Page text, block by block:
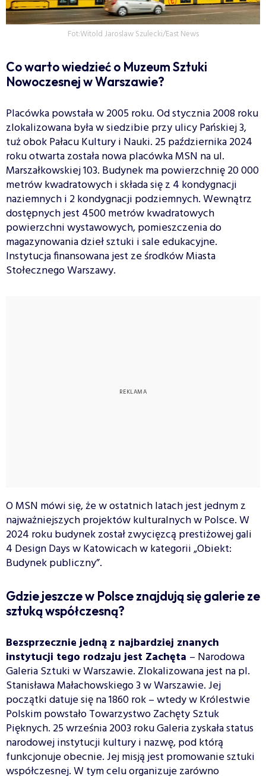
Fot:Witold Jaroslaw Szulecki/East News
Co warto wiedzieć o Muzeum Sztuki
Nowoczesnej w Warszawie?
Placówka powstała w 2005 roku. Od stycznia 2008 roku
zlokalizowana była w siedzibie przy ulicy Pańskiej 3,
tuż obok Pałacu Kultury i Nauki. 25 października 2024
roku otwarta została nowa placówka MSN na ul.
Marszałkowskiej 103. Budynek ma powierzchnię 20 000
metrów kwadratowych i składa się z 4 kondygnacji
naziemnych i 2 kondygnacji podziemnych. Wewnątrz
dostępnych jest 4500 metrów kwadratowych
powierzchni wystawowych, pomieszczenia do
magazynowania dzieł sztuki i sale edukacyjne.
Instytucja finansowana jest ze środków Miasta
Stołecznego Warszawy.
O MSN mówi się, że w ostatnich latach jest jednym z
najważniejszych projektów kulturalnych w Polsce. W
2024 roku budynek został zwycięzcą prestiżowej gali
4 Design Days w Katowicach w kategorii „Obiekt:
Budynek publiczny”.
Gdzie jeszcze w Polsce znajdują się galerie ze
sztuką współczesną?
Bezsprzecznie jedną z najbardziej znanych
instytucji tego rodzaju jest Zachęta – Narodowa
Galeria Sztuki w Warszawie. Zlokalizowana jest na pl.
Stanisława Małachowskiego 3 w Warszawie. Jej
początki datuje się na 1860 rok – wtedy w Królestwie
Polskim powstało Towarzystwo Zachęty Sztuk
Pięknych. 25 września 2003 roku Galeria zyskała status
narodowej instytucji kultury i nazwę, pod którą
funkcjonuje obecnie. Jej misją jest promowanie sztuki
współczesnej. W tym celu organizuje zarówno